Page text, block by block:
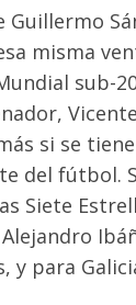
misma
sub-
si se
del fútbol.
Siete
y para